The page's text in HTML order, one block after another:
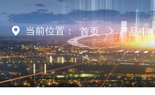
当前位置： 首页 产品中